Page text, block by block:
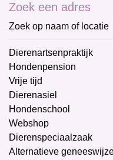
Zoek een adres
Zoek op naam of locatie
Dierenartsenpraktijk
Hondenpension
Vrije tijd
Dierenasiel
Hondenschool
Webshop
Dierenspeciaalzaak
Alternatieve